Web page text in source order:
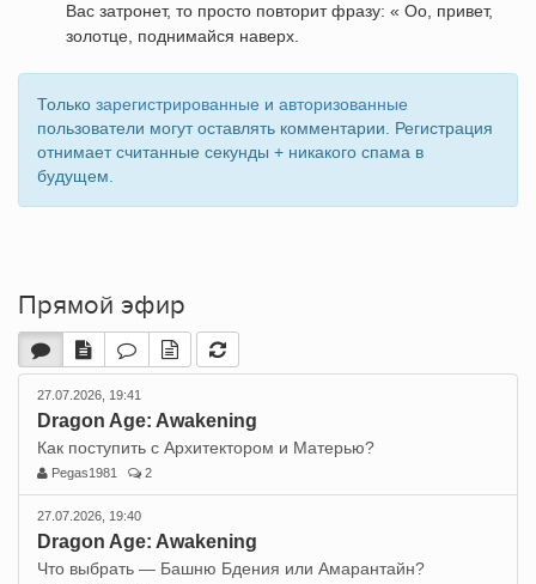
Вас затронет, то просто повторит фразу: « Оо, привет,
золотце, поднимайся наверх.
Только зарегистрированные и авторизованные
пользователи могут оставлять комментарии. Регистрация
отнимает считанные секунды + никакого спама в
будущем.
Прямой эфир
27.07.2026, 19:41
Dragon Age: Awakening
Как поступить с Архитектором и Матерью?
Pegas1981 2
27.07.2026, 19:40
Dragon Age: Awakening
Что выбрать — Башню Бдения или Амарантайн?